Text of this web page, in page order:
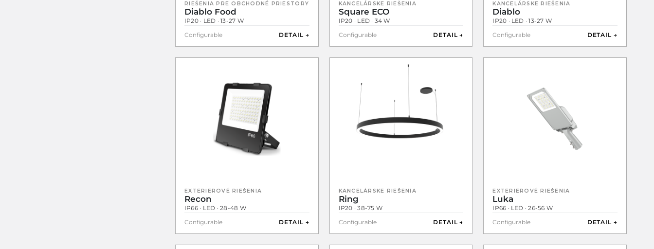
RIEŠENIA PRE OBCHODNÉ PRIESTORY
Diablo Food
IP20 · LED · 13-27 W
Configurable DETAIL →
KANCELÁRSKE RIEŠENIA
Square ECO
IP20 · LED · 34 W
Configurable DETAIL →
KANCELÁRSKE RIEŠENIA
Diablo
IP20 · LED · 13-27 W
Configurable DETAIL →
EXTERIEROVÉ RIEŠENIA
Recon
IP66 · LED · 28-48 W
Configurable DETAIL →
KANCELÁRSKE RIEŠENIA
Ring
IP20 · 38-75 W
Configurable DETAIL →
EXTERIEROVÉ RIEŠENIA
Luka
IP66 · LED · 26-56 W
Configurable DETAIL →